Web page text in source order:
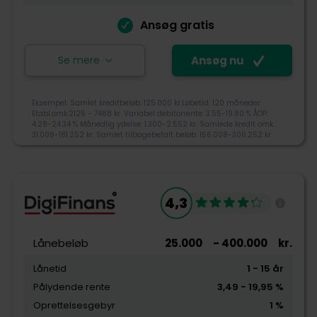
Kundeservice
Lendo blev grundlagt i 2007, og er i dag den største
og uforpligtende lån fra op til 18 banker og långivere.
kundeservice@lendo.dk
Gothersgade 8F, 1123 København K
Ansøg gratis
Ansøg nu
Se mere
Eksempel: Samlet kreditbeløb: 125.000 kr.Løbetid: 120 måneder
Etabl.omk.2125 - 7488 kr. Variabel debitorrente: 3.55-19.80 % ÅOP:
4.28-24.34 % Månedlig ydelse: 1.300-2.552 kr. Samlede kredit omk.:
31.008-181.252 kr. Samlet tilbagebetalt beløb: 156.008-306.252 kr.
4,2
Tilgængelighed
4,3
Lånebeløb 25.000 - 400.000 kr.
Lånetid 1 - 15 år
Pålydende rente
3,49 - 19,95 %
Oprettelsesgebyr
1 %